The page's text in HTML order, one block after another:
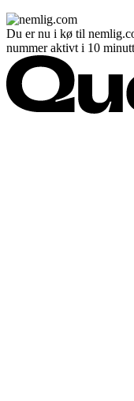
Du er nu i kø til
nummer aktivt i 10